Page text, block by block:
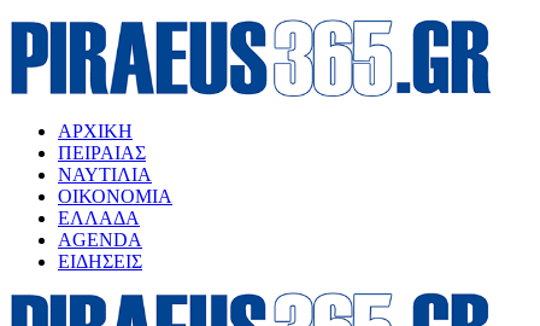
ΑΡΧΙΚΗ
ΠΕΙΡΑΙΑΣ
ΝΑΥΤΙΛΙΑ
ΟΙΚΟΝΟΜΙΑ
ΕΛΛΑΔΑ
AGENDA
ΕΙΔΗΣΕΙΣ